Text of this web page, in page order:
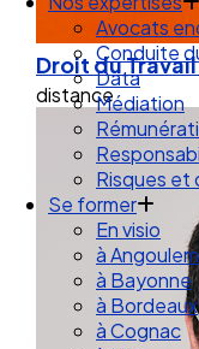
Nos expertises
Avocats
Conduite
Data
Médiation
Risques et
Se former
En visio
à
à Bayonne
à Bordeaux
Droit du Travail
distance